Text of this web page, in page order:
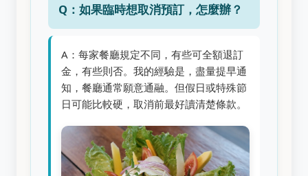
Q：如果臨時想取消預訂，怎麼辦？
A：每家餐廳規定不同，有些可全額退訂
金，有些則否。我的經驗是，盡量提早通
知，餐廳通常願意通融。但假日或特殊節
日可能比較硬，取消前最好讀清楚條款。